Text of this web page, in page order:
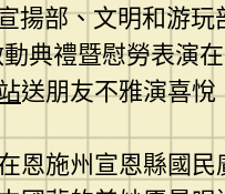
揚部、文明和游
典禮暨慰勞表演
送朋友不雅演喜
恩施州宣恩縣國